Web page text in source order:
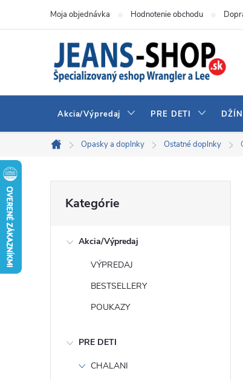
Moja objednávka Hodnotenie obchodu
Akcia/Výpredaj PRE DETI
Domov
Opasky a doplnky Ostatné doplnky
kategórie
Kategórie
Akcia/Výpredaj
VÝPREDAJ
BESTSELLERY
POUKAZY
PRE DETI
CHALANI